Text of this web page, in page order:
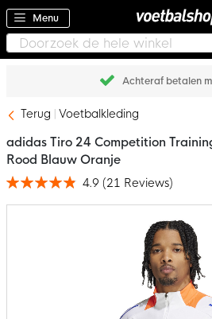
Menu
Achteraf betalen
Terug Voetbalkleding
adidas Tiro 24 Competition
Rood Blauw Oranje
Waardering: 4.9 (21 Reviews)